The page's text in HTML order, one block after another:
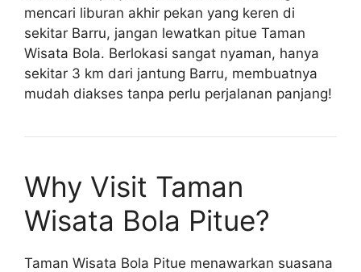
mencari liburan akhir pekan yang keren di
sekitar Barru, jangan lewatkan pitue Taman
Wisata Bola. Berlokasi sangat nyaman, hanya
sekitar 3 km dari jantung Barru, membuatnya
mudah diakses tanpa perlu perjalanan panjang!
Why Visit Taman
Wisata Bola Pitue?
Taman Wisata Bola Pitue menawarkan suasana